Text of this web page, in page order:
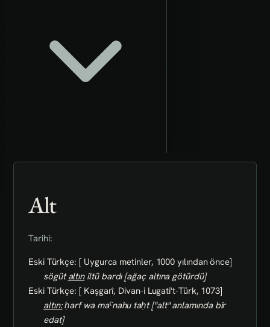
Alt
Tarihi:
Eski Türkçe: [ Uygurca metinler, 1000 yılından önce]
sögütaltıniltü bardı [ağaç altına götürdü]
Eski Türkçe: [ Kaşgarî, Divan-i Lugati't-Türk, 1073]
altın:ḥarf wa maˁnahu taḥt ["alt" anlamında bir
edat]